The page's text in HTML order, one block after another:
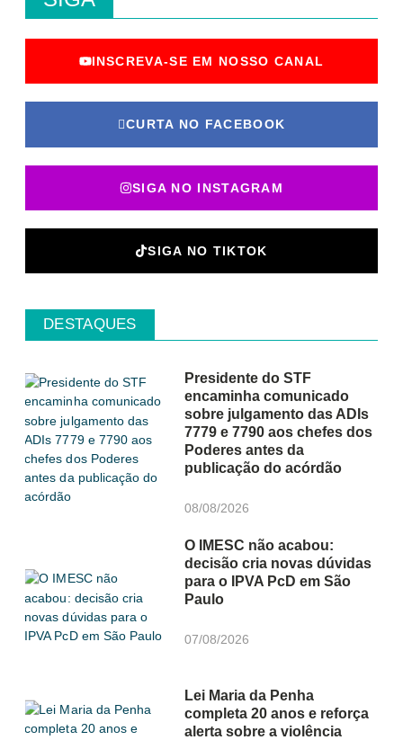
INSCREVA-SE EM NOSSO CANAL
CURTA NO FACEBOOK
SIGA NO INSTAGRAM
SIGA NO TIKTOK
DESTAQUES
Presidente do STF
encaminha comunicado
sobre julgamento das ADIs
7779 e 7790 aos chefes dos
Poderes antes da
publicação do acórdão
08/08/2026
O IMESC não acabou:
decisão cria novas dúvidas
para o IPVA PcD em São
Paulo
07/08/2026
Lei Maria da Penha
completa 20 anos e reforça
alerta sobre a violência